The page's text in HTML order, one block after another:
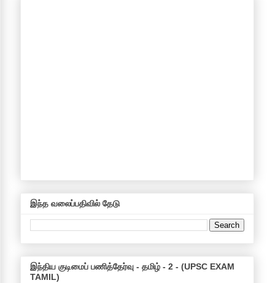
இந்த வலைப்பதிவில் தேடு
இந்திய குடிமைப் பணித்தேர்வு - தமிழ் - 2 - (UPSC EXAM
TAMIL)